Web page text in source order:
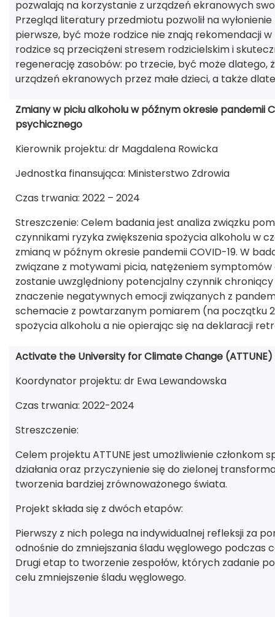
pozwalają na korzystanie z urządzeń ekranowych
Przegląd literatury przedmiotu pozwolił na
pierwsze, być może rodzice nie znają rekomendacji
rodzice są przeciążeni stresem rodzicielskim i
regenerację zasobów: po trzecie, być może
urządzeń ekranowych przez małe dzieci, a także
Zmiany w piciu alkoholu w późnym okresie pandemii
psychicznego
Kierownik projektu: dr Magdalena Rowicka
Jednostka finansująca: Ministerstwo Zdrowia
Czas trwania: 2022 – 2024
Streszczenie: Celem badania jest analiza związku
czynnikami ryzyka zwiększenia spożycia alkoholu w
zmianą w późnym okresie pandemii COVID-19. W
związane z motywami picia, natężeniem
zostanie uwzględniony potencjalny czynnik
znaczenie negatywnych emocji związanych z
schemacie z powtarzanym pomiarem (na początku
spożycia alkoholu a nie opierając się na deklaracji
Activate the University for Climate Change (ATTUNE)
Koordynator projektu: dr Ewa Lewandowska
Czas trwania: 2022-2024
Streszczenie:
Celem projektu ATTUNE jest umożliwienie członkom
działania oraz przyczynienie się do zielonej
tworzenia bardziej zrównoważonego świata.
Projekt składa się z dwóch etapów:
Pierwszy z nich polega na indywidualnej refleksji za
odnośnie do zmniejszania śladu węglowego podczas
Drugi etap to tworzenie zespołów, których zadanie
celu zmniejszenie śladu węglowego.